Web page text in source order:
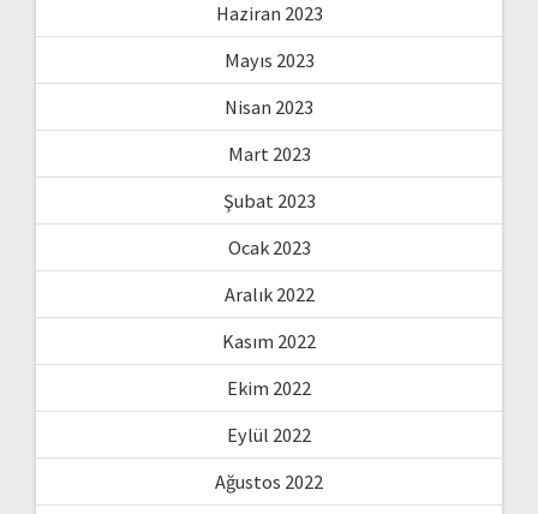
Haziran 2023
Mayıs 2023
Nisan 2023
Mart 2023
Şubat 2023
Ocak 2023
Aralık 2022
Kasım 2022
Ekim 2022
Eylül 2022
Ağustos 2022